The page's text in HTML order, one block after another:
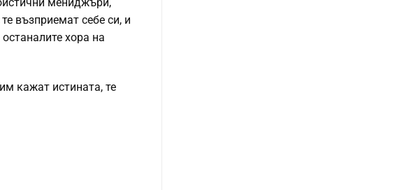
мениджъри,
възприемат себе си, и
хора на
кажат истината, те